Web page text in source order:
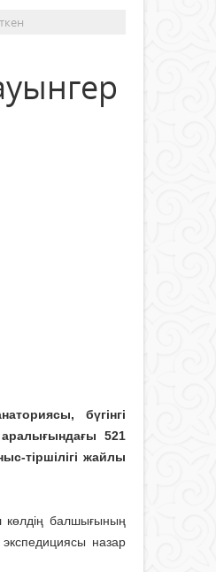
бүгінгі
521
тіршілігі жайлы
көлдің балшығының
назар